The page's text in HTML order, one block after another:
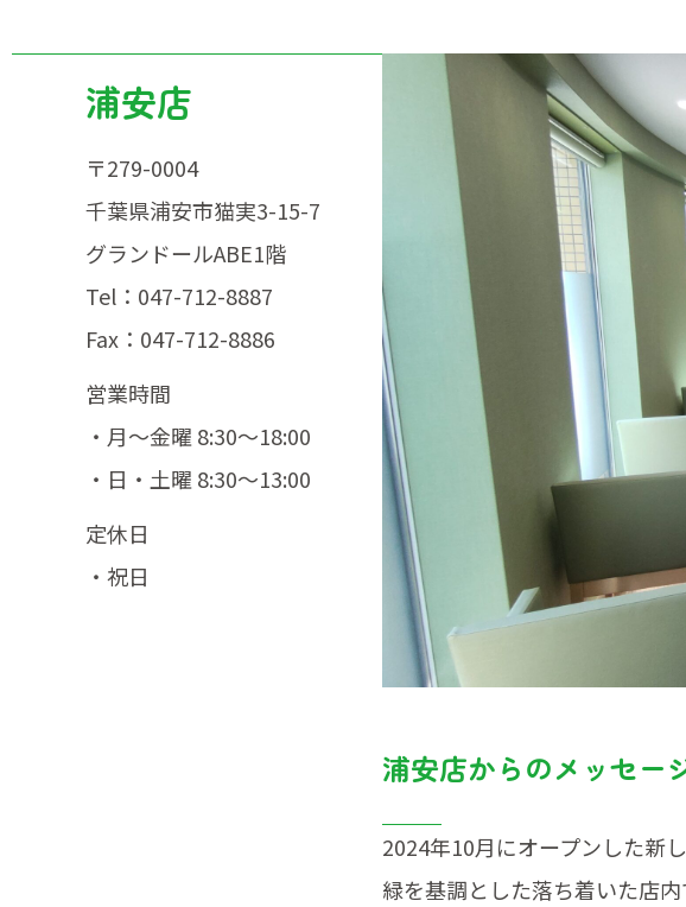
浦安店
〒279-0004
千葉県浦安市猫実3-15-7
グランドールABE1階
Tel：047-712-8887
Fax：047-712-8886
・月～金曜 8:30～18:00
・日・土曜 8:30～13:00
・祝日
浦安店からのメッセー
2024年10月にオープンした新し
緑を基調とした落ち着いた店